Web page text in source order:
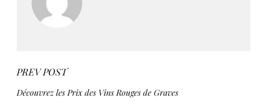
PREV POST
Découvrez les Prix des Vins Rouges de Graves